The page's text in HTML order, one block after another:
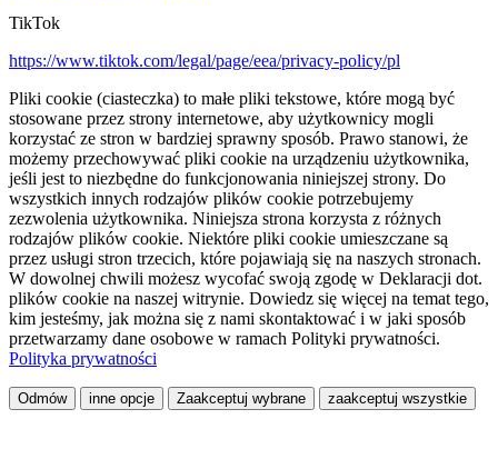
TikTok
https://www.tiktok.com/legal/page/eea/privacy-policy/pl
Pliki cookie (ciasteczka) to małe pliki tekstowe, które mogą być
stosowane przez strony internetowe, aby użytkownicy mogli
korzystać ze stron w bardziej sprawny sposób. Prawo stanowi, że
możemy przechowywać pliki cookie na urządzeniu użytkownika,
jeśli jest to niezbędne do funkcjonowania niniejszej strony. Do
wszystkich innych rodzajów plików cookie potrzebujemy
zezwolenia użytkownika. Niniejsza strona korzysta z różnych
rodzajów plików cookie. Niektóre pliki cookie umieszczane są
przez usługi stron trzecich, które pojawiają się na naszych stronach.
W dowolnej chwili możesz wycofać swoją zgodę w Deklaracji dot.
plików cookie na naszej witrynie. Dowiedz się więcej na temat tego,
kim jesteśmy, jak można się z nami skontaktować i w jaki sposób
przetwarzamy dane osobowe w ramach Polityki prywatności.
Polityka prywatności
Odmów inne opcje Zaakceptuj wybrane zaakceptuj wszystkie